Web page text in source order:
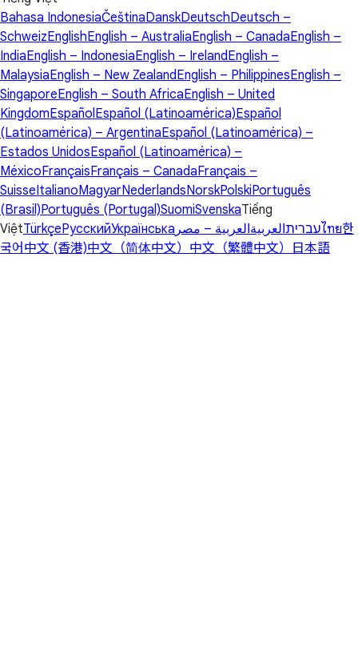
Bahasa IndonesiaČeštinaDanskDeutschDeutsch –
SchweizEnglishEnglish – AustraliaEnglish – CanadaEnglish –
IndiaEnglish – IndonesiaEnglish – IrelandEnglish –
MalaysiaEnglish – New ZealandEnglish – PhilippinesEnglish –
SingaporeEnglish – South AfricaEnglish – United
KingdomEspañolEspañol (Latinoamérica)Español
(Latinoamérica) – ArgentinaEspañol (Latinoamérica) –
Estados UnidosEspañol (Latinoamérica) –
MéxicoFrançaisFrançais – CanadaFrançais –
SuisseItalianoMagyarNederlandsNorskPolskiPortuguês
(Brasil)Português (Portugal)SuomiSvenskaTiếng
ViệtTürkçeРусскийУкраїнська עבריתالعربيةالعربية – مصر ไทย한
국어 中文 (香港)中文（简体中文） 中文（繁體中文） 日本語